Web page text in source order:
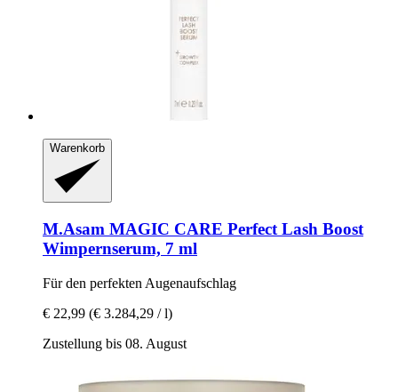
Warenkorb
M.Asam MAGIC CARE Perfect Lash Boost
Wimpernserum, 7 ml
Für den perfekten Augenaufschlag
€ 22,99 (€ 3.284,29 / l)
Zustellung bis 08. August